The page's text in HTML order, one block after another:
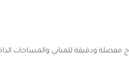
مفصلة ودقيقة للمباني والمساحات